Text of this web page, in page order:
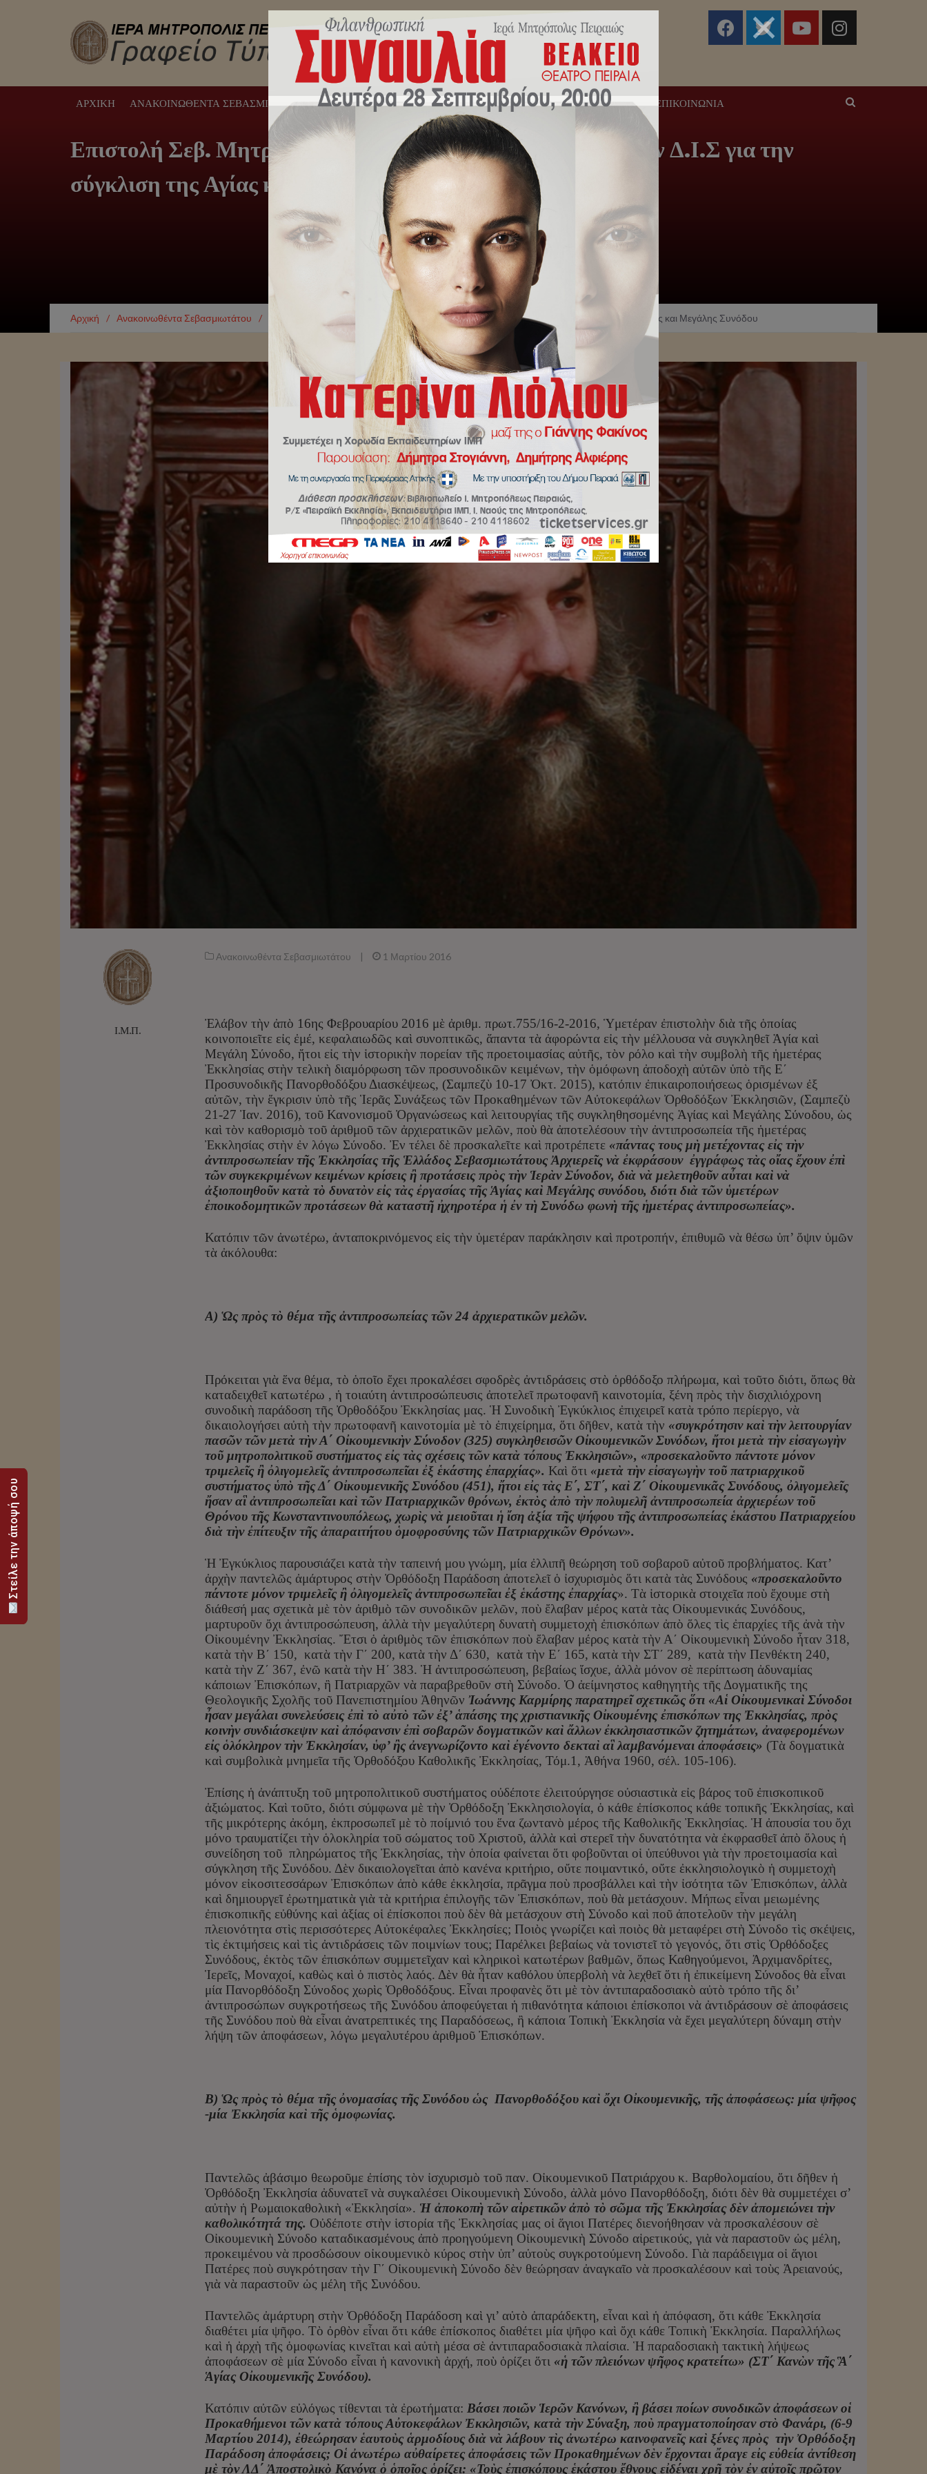
ΑΡΧΙΚΉ ΑΝΑΚΟΙΝΩΘΈΝΤΑ ΣΕΒΑΣΜΙΩΤΆΤΟΥ ΜΗΝΎΜΑΤΑ ΣΕΒΑΣΜΙΩΤΆΤΟΥ ΔΕΛΤΊΑ ΤΎΠΟΥ ΕΚΔΗΛΏΣΕΙΣ ΕΠΙΚΟΙΝΩΝΊΑ
Επιστολή Σεβ. Μητροπολίτου Πειραιώς κ.Σεραφείμ προς την Δ.Ι.Σ για την
σύγκλιση της Αγίας και Μεγάλης Συνόδου
Αρχική / Ανακοινωθέντα Σεβασμιωτάτου / Επιστολή Σεβ. Μητροπολίτου Πειραιώς κ.Σεραφείμ προς την Δ.Ι.Σ για την σύγκλιση της Αγίας και Μεγάλης Συνόδου
Ι.Μ.Π.
Ανακοινωθέντα Σεβασμιωτάτου | 1 Μαρτίου 2016
Ἐλάβον τὴν ἀπὸ 16ης Φεβρουαρίου 2016 μὲ ἀριθμ. πρωτ.755/16-2-2016, Ὑμετέραν ἐπιστολὴν διὰ τῆς ὁποίας
κοινοποιεῖτε εἰς ἐμέ, κεφαλαιωδῶς καὶ συνοπτικῶς, ἅπαντα τὰ ἀφορώντα εἰς τὴν μέλλουσα νὰ συγκληθεῖ Ἁγία καὶ
Μεγάλη Σύνοδο, ἤτοι εἰς τὴν ἱστορικὴν πορείαν τῆς προετοιμασίας αὐτῆς, τὸν ρόλο καὶ τὴν συμβολὴ τῆς ἡμετέρας
Ἐκκλησίας στὴν τελικὴ διαμόρφωση τῶν προσυνοδικῶν κειμένων, τὴν ὁμόφωνη ἀποδοχὴ αὐτῶν ὑπὸ τῆς Ε΄
Προσυνοδικῆς Πανορθοδόξου Διασκέψεως, (Σαμπεζὺ 10-17 Ὀκτ. 2015), κατόπιν ἐπικαιροποιήσεως ὁρισμένων ἐξ
αὐτῶν, τὴν ἔγκρισιν ὑπὸ τῆς Ἱερᾶς Συνάξεως τῶν Προκαθημένων τῶν Αὐτοκεφάλων Ὀρθοδόξων Ἐκκλησιῶν, (Σαμπεζὺ
21-27 Ἰαν. 2016), τοῦ Κανονισμοῦ Ὀργανώσεως καὶ λειτουργίας τῆς συγκληθησομένης Ἁγίας καὶ Μεγάλης Σύνοδου, ὡς
καὶ τὸν καθορισμὸ τοῦ ἀριθμοῦ τῶν ἀρχιερατικῶν μελῶν, ποὺ θὰ ἀποτελέσουν τὴν ἀντιπροσωπεία τῆς ἡμετέρας
Ἐκκλησίας στὴν ἐν λόγω Σύνοδο. Ἐν τέλει δὲ προσκαλεῖτε καὶ προτρέπετε «πάντας τους μὴ μετέχοντας εἰς τὴν
ἀντιπροσωπείαν τῆς Ἐκκλησίας τῆς Ἑλλάδος Σεβασμιωτάτους Ἀρχιερεῖς νὰ ἐκφράσουν ἐγγράφως τὰς οἴας ἔχουν ἐπὶ
τῶν συγκεκριμένων κειμένων κρίσεις ἢ προτάσεις πρὸς τὴν Ἱερὰν Σύνοδον, διὰ νὰ μελετηθοῦν αὖται καὶ νὰ
ἀξιοποιηθοῦν κατὰ τὸ δυνατὸν εἰς τὰς ἐργασίας τῆς Ἁγίας καὶ Μεγάλης συνόδου, διότι διὰ τῶν ὑμετέρων
ἐποικοδομητικῶν προτάσεων θὰ καταστῆ ἠχηροτέρα ἡ ἐν τὴ Συνόδω φωνὴ τῆς ἡμετέρας ἀντιπροσωπείας».
Κατόπιν τῶν ἀνωτέρω, ἀνταποκρινόμενος εἰς τὴν ὑμετέραν παράκλησιν καὶ προτροπήν, ἐπιθυμῶ νὰ θέσω ὑπ’ ὄψιν ὑμῶν
τὰ ἀκόλουθα:
Α) Ὡς πρὸς τὸ θέμα τῆς ἀντιπροσωπείας τῶν 24 ἀρχιερατικῶν μελῶν.
Πρόκειται γιὰ ἕνα θέμα, τὸ ὁποῖο ἔχει προκαλέσει σφοδρὲς ἀντιδράσεις στὸ ὀρθόδοξο πλήρωμα, καὶ τοῦτο διότι, ὅπως θὰ
καταδειχθεῖ κατωτέρω , ἡ τοιαύτη ἀντιπροσώπευσις ἀποτελεῖ πρωτοφανῆ καινοτομία, ξένη πρὸς τὴν δισχιλιόχρονη
συνοδικὴ παράδοση τῆς Ὀρθοδόξου Ἐκκλησίας μας. Ἡ Συνοδικὴ Ἐγκύκλιος ἐπιχειρεῖ κατὰ τρόπο περίεργο, νὰ
δικαιολογήσει αὐτὴ τὴν πρωτοφανῆ καινοτομία μὲ τὸ ἐπιχείρημα, ὅτι δῆθεν, κατὰ τὴν «συγκρότησιν καὶ τὴν λειτουργίαν
πασῶν τῶν μετὰ τὴν Α΄ Οἰκουμενικὴν Σύνοδον (325) συγκληθεισῶν Οἰκουμενικῶν Συνόδων, ἤτοι μετὰ τὴν εἰσαγωγὴν
τοῦ μητροπολιτικοῦ συστήματος εἰς τὰς σχέσεις τῶν κατὰ τόπους Ἐκκλησιῶν», «προσεκαλοῦντο πάντοτε μόνον
τριμελεῖς ἢ ὀλιγομελεῖς ἀντιπροσωπεῖαι ἐξ ἑκάστης ἐπαρχίας». Καὶ ὅτι «μετὰ τὴν εἰσαγωγὴν τοῦ πατριαρχικοῦ
συστήματος ὑπὸ τῆς Δ΄ Οἰκουμενικῆς Συνόδου (451), ἤτοι εἰς τὰς Ε΄, ΣΤ΄, καὶ Ζ΄ Οἰκουμενικᾶς Συνόδους, ὀλιγομελεῖς
ἤσαν αἳ ἀντιπροσωπεῖαι καὶ τῶν Πατριαρχικῶν θρόνων, ἐκτὸς ἀπὸ τὴν πολυμελῆ ἀντιπροσωπεία ἀρχιερέων τοῦ
Θρόνου τῆς Κωνσταντινουπόλεως, χωρὶς νὰ μειοῦται ἡ ἴση ἀξία τῆς ψήφου τῆς ἀντιπροσωπείας ἑκάστου Πατριαρχείου
διὰ τὴν ἐπίτευξιν τῆς ἀπαραιτήτου ὁμοφροσύνης τῶν Πατριαρχικῶν Θρόνων».
Ἡ Ἐγκύκλιος παρουσιάζει κατὰ τὴν ταπεινή μου γνώμη, μία ἐλλιπῆ θεώρηση τοῦ σοβαροῦ αὐτοῦ προβλήματος. Κατ’
ἀρχὴν παντελῶς ἀμάρτυρος στὴν Ὀρθόδοξη Παράδοση ἀποτελεῖ ὁ ἰσχυρισμὸς ὅτι κατὰ τὰς Συνόδους «προσεκαλοῦντο
πάντοτε μόνον τριμελεῖς ἢ ὀλιγομελεῖς ἀντιπροσωπεῖαι ἐξ ἑκάστης ἐπαρχίας». Τὰ ἱστορικὰ στοιχεῖα ποὺ ἔχουμε στὴ
διάθεσή μας σχετικὰ μὲ τὸν ἀριθμὸ τῶν συνοδικῶν μελῶν, ποὺ ἔλαβαν μέρος κατὰ τὰς Οἰκουμενικάς Συνόδους,
μαρτυροῦν ὄχι ἀντιπροσώπευση, ἀλλὰ τὴν μεγαλύτερη δυνατὴ συμμετοχὴ ἐπισκόπων ἀπὸ ὅλες τὶς ἐπαρχίες τῆς ἀνὰ τὴν
Οἰκουμένην Ἐκκλησίας. Ἔτσι ὁ ἀριθμὸς τῶν ἐπισκόπων ποὺ ἔλαβαν μέρος κατὰ τὴν Α΄ Οἰκουμενικὴ Σύνοδο ἦταν 318,
κατὰ τὴν Β΄ 150, κατὰ τὴν Γ΄ 200, κατὰ τὴν Δ΄ 630, κατὰ τὴν Ε΄ 165, κατὰ τὴν ΣΤ΄ 289, κατὰ τὴν Πενθέκτη 240,
κατὰ τὴν Ζ΄ 367, ἐνῶ κατὰ τὴν Η΄ 383. Ἡ ἀντιπροσώπευση, βεβαίως ἴσχυε, ἀλλὰ μόνον σὲ περίπτωση ἀδυναμίας
κάποιων Ἐπισκόπων, ἢ Πατριαρχῶν νὰ παραβρεθοῦν στὴ Σύνοδο. Ὁ ἀείμνηστος καθηγητὴς τῆς Δογματικῆς της
Θεολογικῆς Σχολῆς τοῦ Πανεπιστημίου Ἀθηνῶν Ἰωάννης Καρμίρης παρατηρεῖ σχετικῶς ὅτι «Αἱ Οἰκουμενικαὶ Σύνοδοι
ἦσαν μεγάλαι συνελεύσεις ἐπὶ τὸ αὐτὸ τῶν ἐξ’ ἁπάσης της χριστιανικῆς Οἰκουμένης ἐπισκόπων της Ἐκκλησίας, πρὸς
κοινὴν συνδιάσκεψιν καὶ ἀπόφανσιν ἐπὶ σοβαρῶν δογματικῶν καὶ ἄλλων ἐκκλησιαστικῶν ζητημάτων, ἀναφερομένων
εἰς ὁλόκληρον τὴν Ἐκκλησίαν, ὑφ’ ἢς ἀνεγνωρίζοντο καὶ ἐγένοντο δεκταὶ αἳ λαμβανόμεναι ἀποφάσεις» (Τὰ δογματικὰ
καὶ συμβολικὰ μνημεῖα τῆς Ὀρθοδόξου Καθολικῆς Ἐκκλησίας, Τόμ.1, Ἀθήνα 1960, σέλ. 105-106).
Ἐπίσης ἡ ἀνάπτυξη τοῦ μητροπολιτικοῦ συστήματος οὐδέποτε ἐλειτούργησε οὐσιαστικὰ εἰς βάρος τοῦ ἐπισκοπικοῦ
ἀξιώματος. Καὶ τοῦτο, διότι σύμφωνα μὲ τὴν Ὀρθόδοξη Ἐκκλησιολογία, ὁ κάθε ἐπίσκοπος κάθε τοπικῆς Ἐκκλησίας, καὶ
τῆς μικρότερης ἀκόμη, ἐκπροσωπεῖ μὲ τὸ ποίμνιό του ἕνα ζωντανὸ μέρος τῆς Καθολικῆς Ἐκκλησίας. Ἡ ἀπουσία του ὄχι
μόνο τραυματίζει τὴν ὁλοκληρία τοῦ σώματος τοῦ Χριστοῦ, ἀλλὰ καὶ στερεῖ τὴν δυνατότητα νὰ ἐκφρασθεῖ ἀπὸ ὅλους ἡ
συνείδηση τοῦ πληρώματος τῆς Ἐκκλησίας, τὴν ὁποία φαίνεται ὅτι φοβοῦνται οἱ ὑπεύθυνοι γιὰ τὴν προετοιμασία καὶ
σύγκληση τῆς Συνόδου. Δὲν δικαιολογεῖται ἀπὸ κανένα κριτήριο, οὔτε ποιμαντικό, οὔτε ἐκκλησιολογικὸ ἡ συμμετοχὴ
μόνον εἰκοσιτεσσάρων Ἐπισκόπων ἀπὸ κάθε ἐκκλησία, πρᾶγμα ποὺ προσβάλλει καὶ τὴν ἰσότητα τῶν Ἐπισκόπων, ἀλλὰ
καὶ δημιουργεῖ ἐρωτηματικὰ γιὰ τὰ κριτήρια ἐπιλογῆς τῶν Ἐπισκόπων, ποὺ θὰ μετάσχουν. Μήπως εἶναι μειωμένης
ἐπισκοπικῆς εὐθύνης καὶ ἀξίας οἱ ἐπίσκοποι ποὺ δὲν θὰ μετάσχουν στὴ Σύνοδο καὶ ποῦ ἀποτελοῦν τὴν μεγάλη
πλειονότητα στὶς περισσότερες Αὐτοκέφαλες Ἐκκλησίες; Ποιὸς γνωρίζει καὶ ποιὸς θὰ μεταφέρει στὴ Σύνοδο τὶς σκέψεις,
τὶς ἐκτιμήσεις καὶ τὶς ἀντιδράσεις τῶν ποιμνίων τους; Παρέλκει βεβαίως νὰ τονιστεῖ τὸ γεγονός, ὅτι στὶς Ὀρθόδοξες
Συνόδους, ἐκτὸς τῶν ἐπισκόπων συμμετεῖχαν καὶ κληρικοὶ κατωτέρων βαθμῶν, ὅπως Καθηγούμενοι, Ἀρχιμανδρίτες,
Ἱερεῖς, Μοναχοί, καθὼς καὶ ὁ πιστὸς λαός. Δὲν θὰ ἦταν καθόλου ὑπερβολὴ νὰ λεχθεῖ ὅτι ἡ ἐπικείμενη Σύνοδος θὰ εἶναι
μία Πανορθόδοξη Σύνοδος χωρὶς Ὀρθοδόξους. Εἶναι προφανὲς ὅτι μὲ τὸν ἀντιπαραδοσιακὸ αὐτὸ τρόπο τῆς δι’
ἀντιπροσώπων συγκροτήσεως τῆς Συνόδου ἀποφεύγεται ἡ πιθανότητα κάποιοι ἐπίσκοποι νὰ ἀντιδράσουν σὲ ἀποφάσεις
τῆς Συνόδου ποὺ θὰ εἶναι ἀνατρεπτικές της Παραδόσεως, ἢ κάποια Τοπικὴ Ἐκκλησία νὰ ἔχει μεγαλύτερη δύναμη στὴν
λήψη τῶν ἀποφάσεων, λόγω μεγαλυτέρου ἀριθμοῦ Ἐπισκόπων.
Β) Ὡς πρὸς τὸ θέμα τῆς ὀνομασίας τῆς Συνόδου ὡς Πανορθοδόξου καὶ ὄχι Οἰκουμενικῆς, τῆς ἀποφάσεως: μία ψῆφος
-μία Ἐκκλησία καὶ τῆς ὁμοφωνίας.
Παντελῶς ἀβάσιμο θεωροῦμε ἐπίσης τὸν ἰσχυρισμὸ τοῦ παν. Οἰκουμενικοῦ Πατριάρχου κ. Βαρθολομαίου, ὅτι δῆθεν ἡ
Ὀρθόδοξη Ἐκκλησία ἀδυνατεῖ νὰ συγκαλέσει Οἰκουμενικὴ Σύνοδο, ἀλλὰ μόνο Πανορθόδοξη, διότι δὲν θὰ συμμετέχει σ’
αὐτὴν ἡ Ρωμαιοκαθολικὴ «Ἐκκλησία». Ἡ ἀποκοπὴ τῶν αἱρετικῶν ἀπὸ τὸ σῶμα τῆς Ἐκκλησίας δὲν ἀπομειώνει τὴν
καθολικότητά της. Οὐδέποτε στὴν ἱστορία τῆς Ἐκκλησίας μας οἱ ἅγιοι Πατέρες διενοήθησαν νὰ προσκαλέσουν σὲ
Οἰκουμενικὴ Σύνοδο καταδικασμένους ἀπὸ προηγούμενη Οἰκουμενικὴ Σύνοδο αἱρετικούς, γιὰ νὰ παραστοῦν ὡς μέλη,
προκειμένου νὰ προσδώσουν οἰκουμενικὸ κύρος στὴν ὑπ’ αὐτοὺς συγκροτούμενη Σύνοδο. Γιὰ παράδειγμα οἱ ἅγιοι
Πατέρες ποὺ συγκρότησαν τὴν Γ΄ Οἰκουμενικὴ Σύνοδο δὲν θεώρησαν ἀναγκαῖο νὰ προσκαλέσουν καὶ τοὺς Ἀρειανούς,
γιὰ νὰ παραστοῦν ὡς μέλη τῆς Συνόδου.
Παντελῶς ἀμάρτυρη στὴν Ὀρθόδοξη Παράδοση καὶ γι’ αὐτὸ ἀπαράδεκτη, εἶναι καὶ ἡ ἀπόφαση, ὅτι κάθε Ἐκκλησία
διαθέτει μία ψῆφο. Τὸ ὀρθὸν εἶναι ὅτι κάθε ἐπίσκοπος διαθέτει μία ψῆφο καὶ ὄχι κάθε Τοπικὴ Ἐκκλησία. Παραλλήλως
καὶ ἡ ἀρχὴ τῆς ὁμοφωνίας κινεῖται καὶ αὐτὴ μέσα σὲ ἀντιπαραδοσιακὰ πλαίσια. Ἡ παραδοσιακὴ τακτικὴ λήψεως
ἀποφάσεων σὲ μία Σύνοδο εἶναι ἡ κανονικὴ ἀρχή, ποὺ ὁρίζει ὅτι «ἡ τῶν πλειόνων ψῆφος κρατείτω» (ΣΤ΄ Κανὼν τῆς Ἃ΄
Ἁγίας Οἰκουμενικῆς Συνόδου).
Κατόπιν αὐτῶν εὐλόγως τίθενται τὰ ἐρωτήματα: Βάσει ποιῶν Ἱερῶν Κανόνων, ἢ βάσει ποίων συνοδικῶν ἀποφάσεων οἱ
Προκαθήμενοι τῶν κατὰ τόπους Αὐτοκεφάλων Ἐκκλησιῶν, κατὰ τὴν Σύναξη, ποὺ πραγματοποίησαν στὸ Φανάρι, (6-9
Μαρτίου 2014), ἐθεώρησαν ἑαυτοὺς ἁρμοδίους διὰ νὰ λάβουν τὶς ἀνωτέρω καινοφανεῖς καὶ ξένες πρὸς τὴν Ὀρθόδοξη
Παράδοση ἀποφάσεις; Οἱ ἀνωτέρω αὐθαίρετες ἀποφάσεις τῶν Προκαθημένων δὲν ἔρχονται ἄραγε εἰς εὐθεία ἀντίθεση
μὲ τὸν ΛΔ΄ Ἀποστολικὸ Κανόνα ὁ ὁποῖος ὁρίζει: «Τοὺς ἐπισκόπους ἑκάστου ἔθνους εἰδέναι χρῆ τὸν ἐν αὐτοῖς πρῶτον
Στείλε την άποψή σου